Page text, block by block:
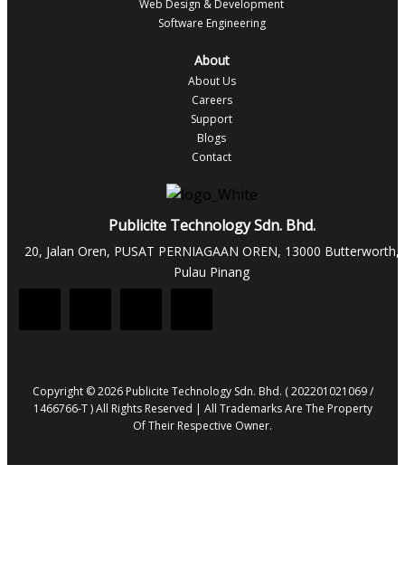
Web Design & Development
Software Engineering
About
About Us
Careers
Support
Blogs
Contact
Publicite Technology Sdn. Bhd.
20, Jalan Oren, PUSAT PERNIAGAAN OREN, 13000 Butterworth,
Pulau Pinang
Copyright © 2026 Publicite Technology Sdn. Bhd. ( 202201021069 /
1466766-T ) All Rights Reserved | All Trademarks Are The Property
Of Their Respective Owner.